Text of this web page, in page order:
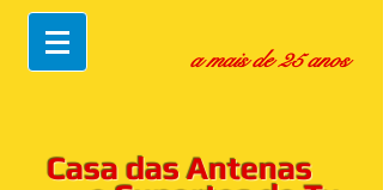
a mais de 25 anos
Casa das Antenas